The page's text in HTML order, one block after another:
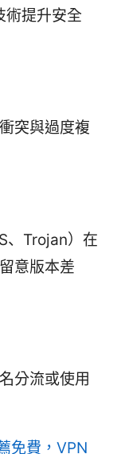
術提升安全
突與過度複
、Trojan）在
意版本差
分流或使用
免費，VPN